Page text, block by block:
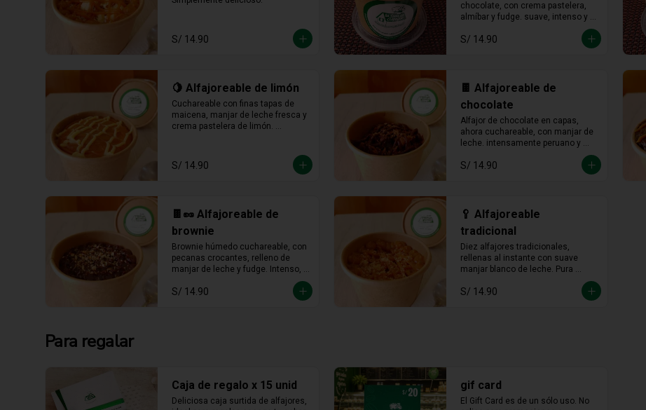
S/ 14.90
chocolate, con crema pastelera,
almíbar y fudge. suave, intenso y
cucharada.
S/ 14.90
🍋 Alfajoreable de limón
Cuchareable con finas tapas de
maicena, manjar de leche fresca y
crema pastelera de limón.
S/ 14.90
🍫 Alfajoreable de
chocolate
Alfajor de chocolate en capas,
ahora cuchareable, con manjar de
leche. intensamente peruano y
cada cucharada.
S/ 14.90
🍫🥜 Alfajoreable de
brownie
Brownie húmedo cuchareable, con
pecanas crocantes, relleno de
manjar de leche y fudge. Intenso,
gustito sin culpa.
S/ 14.90
🥄 Alfajoreable
tradicional
Diez alfajores tradicionales,
rellenas al instante con suave
manjar blanco de leche. Pura
S/ 14.90
Para regalar
Caja de regalo x 15 unid
Deliciosa caja surtida de alfajores,
gif card
El Gift Card es de un sólo uso. No